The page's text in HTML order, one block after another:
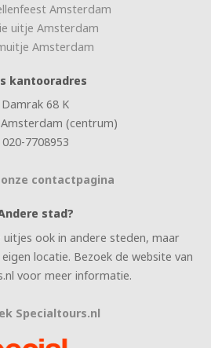
Amsterdam
uitje Amsterdam
Amsterdam
kantooradres
Damrak 68 K
(centrum)
020-7708953
contactpagina
stad?
uitjes ook in andere steden, maar
locatie. Bezoek de website van
voor meer informatie.
Specialtours.nl